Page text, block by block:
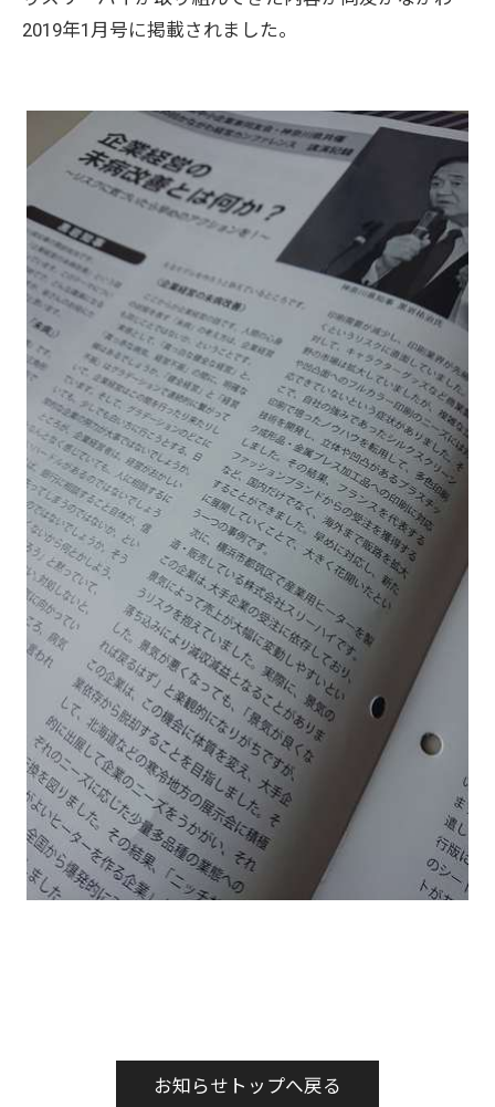
2019年1月号に掲載されました。
お知らせトップへ戻る